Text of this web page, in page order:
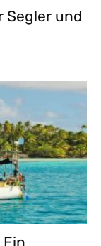
Segler und